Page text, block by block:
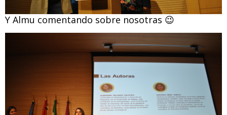
Y Almu comentando sobre nosotras 😉